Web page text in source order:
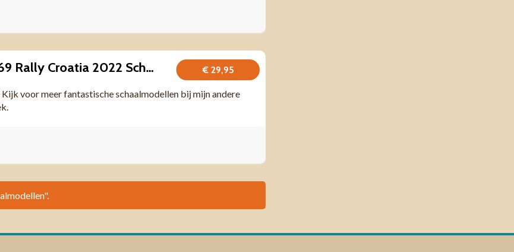
€ 29,95
Toyota GR Yaris #69 Rally Croatia 2022 Schaal 1:43
voor meer fantastische schaalmodellen bij mijn andere